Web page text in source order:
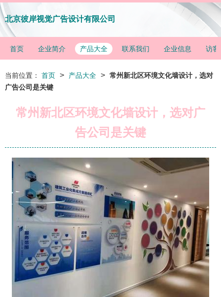
北京彼岸视觉广告设计有限公司
首页 企业简介 产品大全 联系我们 企业信息 访客
当前位置： 首页 > 产品大全 > 常州新北区环境文化墙设计，选对
广告公司是关键
常州新北区环境文化墙设计，选对广
告公司是关键